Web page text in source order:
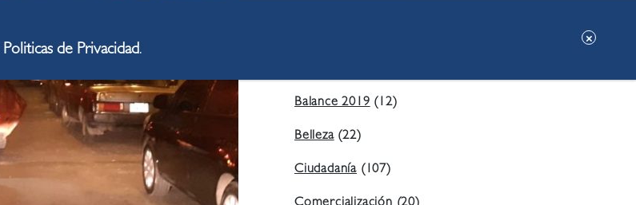
Balance 2019(12)
Belleza(22)
Ciudadanía (107)
Politicas de Privacidad.